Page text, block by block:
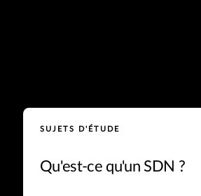
SUJETS D'ÉTUDE
Qu'est-ce qu'un SDN ?